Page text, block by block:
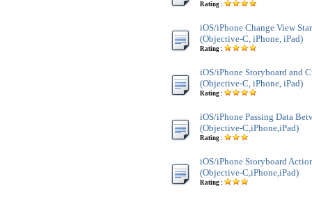
Rating :
iOS/iPhone Change View
(Objective-C, iPhone, iPad)
Rating :
iOS/iPhone Storyboard and
(Objective-C, iPhone, iPad)
Rating :
iOS/iPhone Passing Data
(Objective-C,iPhone,iPad)
Rating :
iOS/iPhone Storyboard
(Objective-C,iPhone,iPad)
Rating :